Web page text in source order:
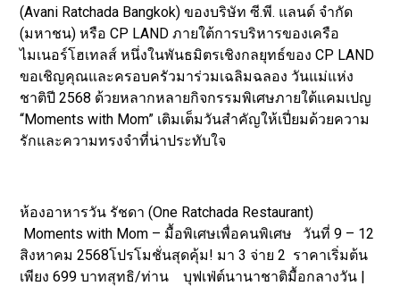
(Avani Ratchada Bangkok) ของบริษัท ซี.พี. แลนด์ จำกัด
(มหาชน) หรือ CP LAND ภายใต้การบริหารของเครือ
ไมเนอร์โฮเทลส์ หนึ่งในพันธมิตรเชิงกลยุทธ์ของ CP LAND
ขอเชิญคุณและครอบครัวมาร่วมเฉลิมฉลอง วันแม่แห่ง
ชาติปี 2568 ด้วยหลากหลายกิจกรรมพิเศษภายใต้แคมเปญ
“Moments with Mom” เติมเต็มวันสำคัญให้เปี่ยมด้วยความ
รักและความทรงจำที่น่าประทับใจ
ห้องอาหารวัน รัชดา (One Ratchada Restaurant)
Moments with Mom – มื้อพิเศษเพื่อคนพิเศษ วันที่ 9 – 12
สิงหาคม 2568โปรโมชั่นสุดคุ้ม! มา 3 จ่าย 2 ราคาเริ่มต้น
เพียง 699 บาทสุทธิ/ท่าน บุฟเฟ่ต์นานาชาติมื้อกลางวัน |